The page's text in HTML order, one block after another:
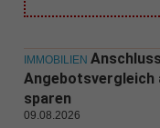
IMMOBILIEN
Angebotsvergleich
sparen
09.08.2026